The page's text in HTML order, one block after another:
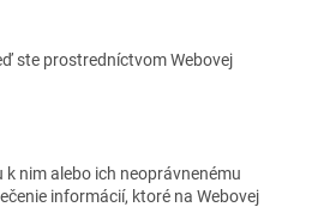
ste prostredníctvom Webovej
nim alebo ich neoprávnenému
informácií, ktoré na Webovej